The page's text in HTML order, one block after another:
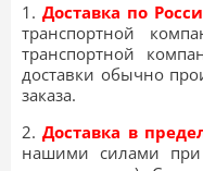
1. Доставка по
транспортной
транспортной
доставки обычно
заказа.
2.Доставка в
нашими силами